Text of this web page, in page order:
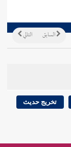
التالي السابق
تخريج حديث